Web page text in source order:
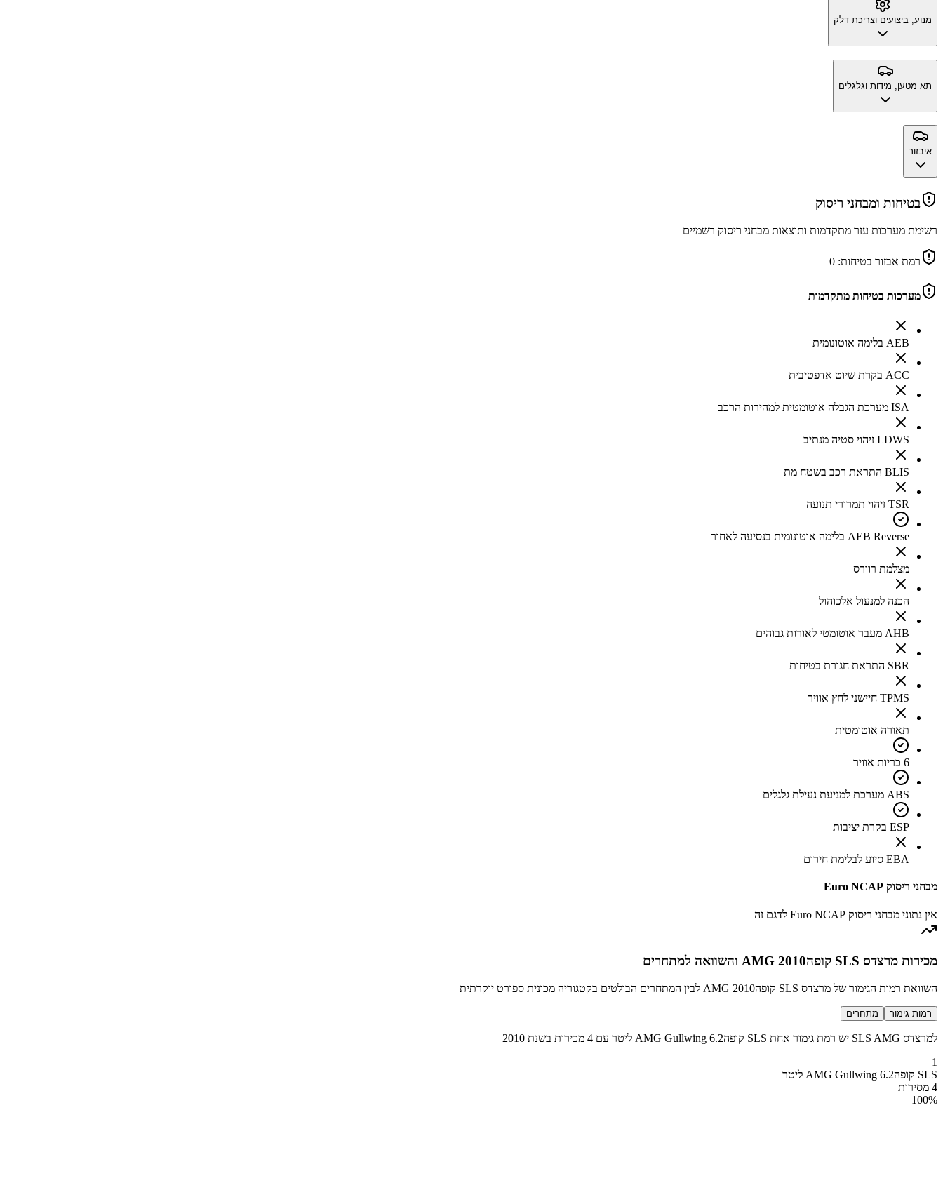
מנוע, ביצועים וצריכת דלק
תא מטען, מידות וגלגלים
איבזור
בטיחות ומבחני ריסוק
רשימת מערכות עזר מתקדמות ותוצאות מבחני ריסוק רשמיים
רמת אבזור בטיחות: 0
מערכות בטיחות מתקדמות
AEB בלימה אוטונומית
ACC בקרת שיוט אדפטיבית
ISA מערכת הגבלה אוטומטית למהירות הרכב
LDWS זיהוי סטיה מנתיב
BLIS התראת רכב בשטח מת
TSR זיהוי תמרורי תנועה
AEB Reverse בלימה אוטונומית בנסיעה לאחור
מצלמת רוורס
הכנה למנעול אלכוהול
AHB מעבר אוטומטי לאורות גבוהים
SBR התראת חגורת בטיחות
TPMS חיישני לחץ אוויר
תאורה אוטומטית
6 כריות אוויר
ABS מערכת למניעת נעילת גלגלים
ESP בקרת יציבות
EBA סיוע לבלימת חירום
מבחני ריסוק Euro NCAP
אין נתוני מבחני ריסוק Euro NCAP לדגם זה
מכירות מרצדס SLS קופהAMG 2010 והשוואה למתחרים
השוואת רמות הגימור של מרצדס SLS קופהAMG 2010 לבין המתחרים הבולטים בקטגוריה מכונית ספורט יוקרתית
רמות גימור מתחרים
למרצדס SLS AMG יש רמת גימור אחת SLS קופהAMG Gullwing 6.2 ליטר עם 4 מכירות בשנת 2010
1
SLS קופהAMG Gullwing 6.2 ליטר
4 מסירות
100%